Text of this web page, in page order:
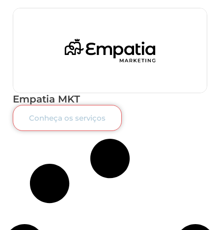
Empatia MKT
Conheça os serviços